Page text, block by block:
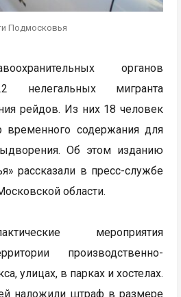
Подмосковья
органов
нелегальных мигранта
рейдов. Из них 18 человек
временного содержания для
Об этом изданию
рассказали в пресс-службе
области.
мероприятия
производственно-
улицах, в парках и хостелах.
наложили штраф в размере